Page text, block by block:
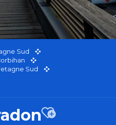
Sud
Sud
Ajouter aux